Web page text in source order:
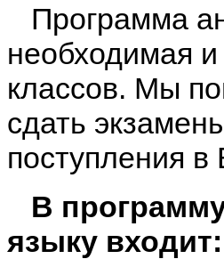
Программа
необходимая и
классов. Мы
сдать
поступления в
В программу
языку входит: